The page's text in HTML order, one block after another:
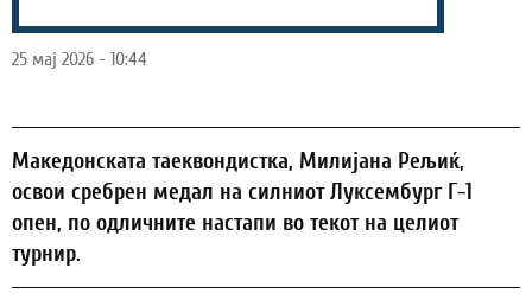
25 мај 2026 - 10:44
Македонската таеквондистка, Милијана Рељиќ,
освои сребрен медал на силниот Луксембург Г-1
опен, по одличните настапи во текот на целиот
турнир.